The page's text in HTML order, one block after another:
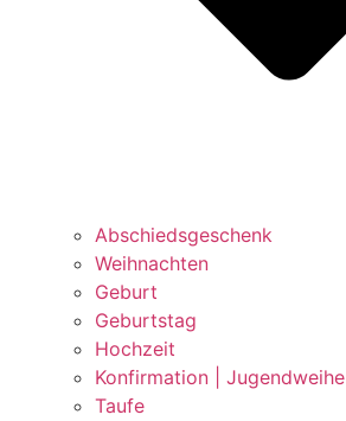
Abschiedsgeschenk
Weihnachten
Geburt
Geburtstag
Hochzeit
Konfirmation | Jugendweihe
Taufe